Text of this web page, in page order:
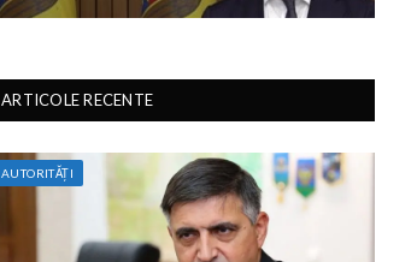
ARTICOLE RECENTE
AUTORITĂȚI